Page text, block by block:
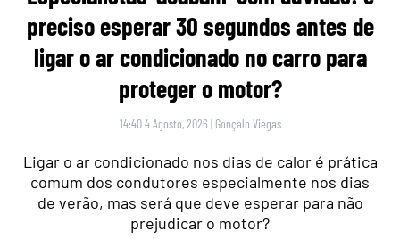
preciso esperar 30 segundos antes de
ligar o ar condicionado no carro para
proteger o motor?
14:40 4 Agosto, 2026 | Gonçalo Viegas
Ligar o ar condicionado nos dias de calor é prática
comum dos condutores especialmente nos dias
de verão, mas será que deve esperar para não
prejudicar o motor?